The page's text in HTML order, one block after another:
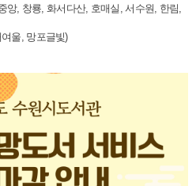
앙, 창룡, 화서다산, 호매실, 서수원, 한림,
울, 망포글빛)